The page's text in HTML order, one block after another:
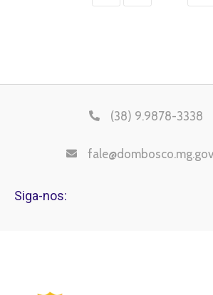
(38) 9.9878-3338
Siga-nos: